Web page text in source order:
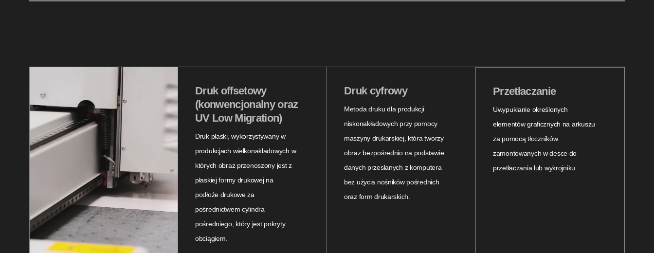
Druk offsetowy
(konwencjonalny oraz
UV Low Migration)
Druk płaski, wykorzystywany w
produkcjach wielkonakładowych w
których obraz przenoszony jest z
płaskiej formy drukowej na
podłoże drukowe za
pośrednictwem cylindra
pośredniego, który jest pokryty
obciągiem.
Druk cyfrowy
Metoda druku dla produkcji
niskonakładowych przy pomocy
maszyny drukarskiej, która tworzy
obraz bezpośrednio na podstawie
danych przesłanych z komputera
bez użycia nośników pośrednich
oraz form drukarskich.
Przetłaczanie
Uwypuklanie określonych
elementów graficznych na arkuszu
za pomocą tłoczników
zamontowanych w desce do
przetłaczania lub wykrojniku.